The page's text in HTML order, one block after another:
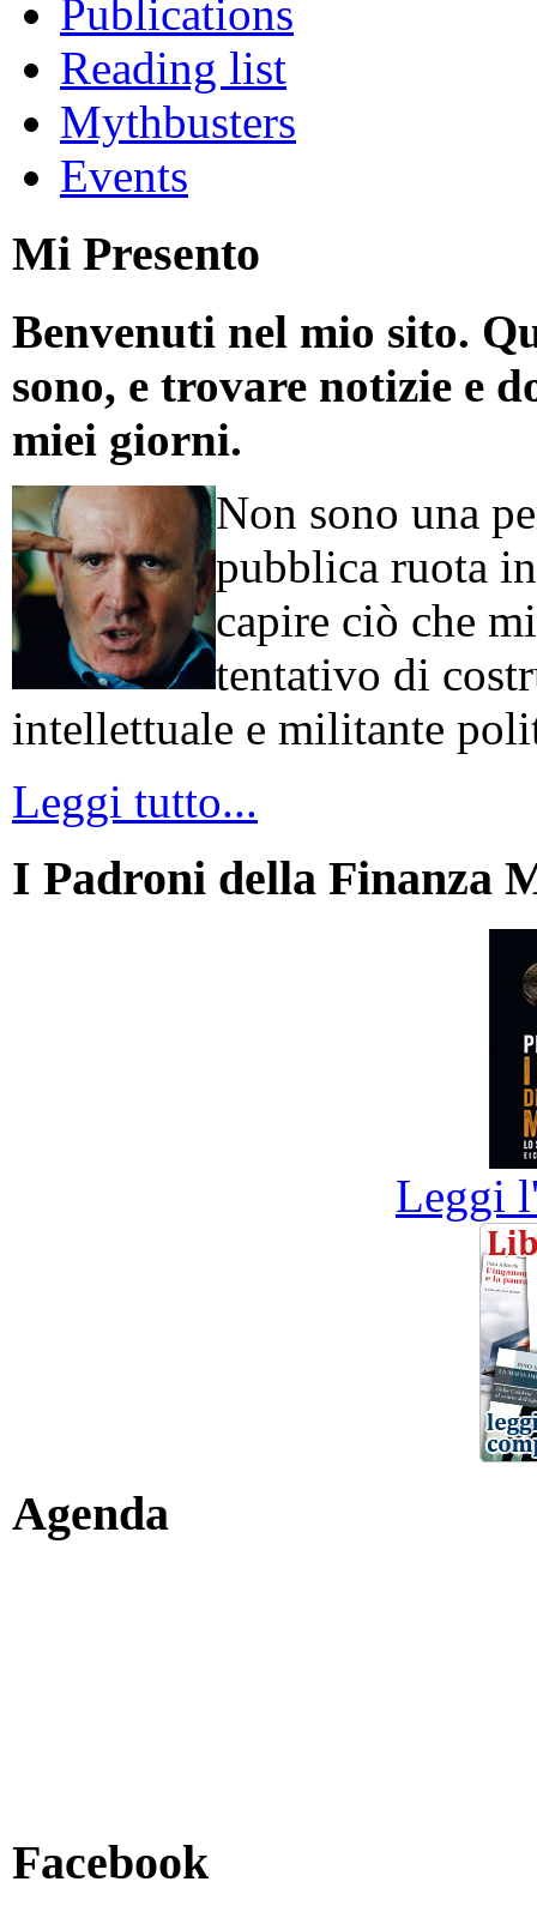
Publications
Reading list
Mythbusters
Events
Mi Presento
Benvenuti nel mio sito.
sono, e trovare notizie e
miei giorni.
Non sono una
pubblica ruota
capire ciò che
tentativo di
intellettuale e militante
Leggi tutto...
I Padroni della Finanza
Leggi
Agenda
Facebook